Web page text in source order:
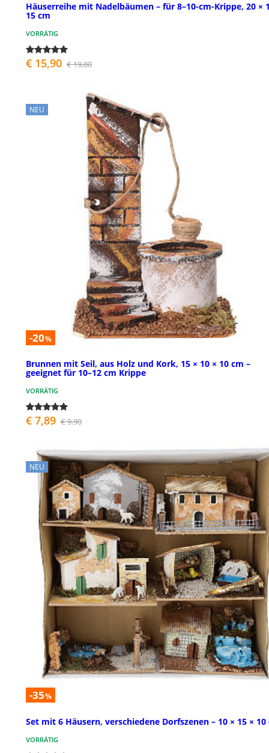
Häuserreihe mit Nadelbäumen – für 8–10-cm-Krippe, 20 ×
15 cm
VORRÄTIG
€ 15,90 € 19,00
NEU
-20%
Brunnen mit Seil, aus Holz und Kork, 15 × 10 × 10 cm –
geeignet für 10–12 cm Krippe
VORRÄTIG
€ 7,89 € 9,90
NEU
-35%
Set mit 6 Häusern, verschiedene Dorfszenen – 10 × 15 × 10
VORRÄTIG